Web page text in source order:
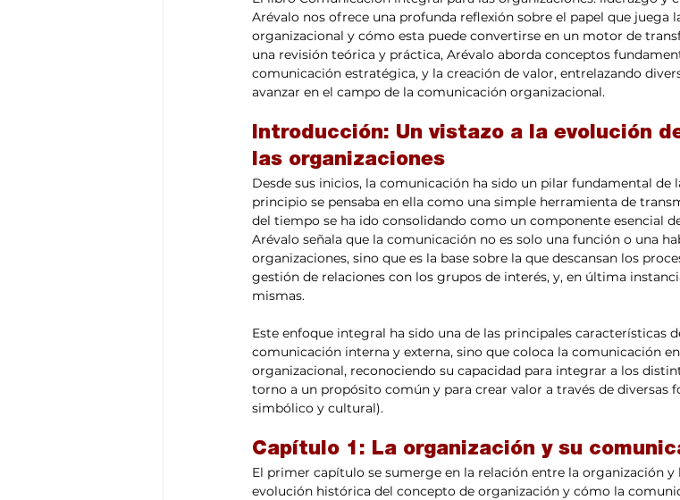
Arévalo nos ofrece una profunda reflexión sobre el papel que juega
organizacional y cómo esta puede convertirse en un motor de
una revisión teórica y práctica, Arévalo aborda conceptos
comunicación estratégica, y la creación de valor, entrelazando
avanzar en el campo de la comunicación organizacional.
Introducción: Un vistazo a la evolución
las organizaciones
Desde sus inicios, la comunicación ha sido un pilar fundamental de
principio se pensaba en ella como una simple herramienta de
del tiempo se ha ido consolidando como un componente esencial
Arévalo señala que la comunicación no es solo una función o una
organizaciones, sino que es la base sobre la que descansan los
gestión de relaciones con los grupos de interés, y, en última
mismas.
Este enfoque integral ha sido una de las principales características
comunicación interna y externa, sino que coloca la comunicación
organizacional, reconociendo su capacidad para integrar a los
torno a un propósito común y para crear valor a través de diversas
simbólico y cultural).
Capítulo 1: La organización y su
El primer capítulo se sumerge en la relación entre la organización
evolución histórica del concepto de organización y cómo la